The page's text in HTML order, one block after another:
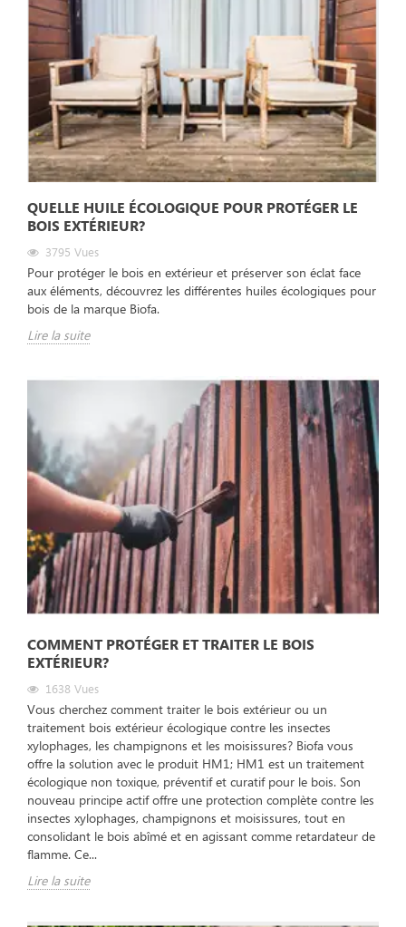
QUELLE HUILE ÉCOLOGIQUE POUR PROTÉGER LE
BOIS EXTÉRIEUR?
3795 Vues
Pour protéger le bois en extérieur et préserver son éclat face
aux éléments, découvrez les différentes huiles écologiques pour
bois de la marque Biofa.
Lire la suite
COMMENT PROTÉGER ET TRAITER LE BOIS
EXTÉRIEUR?
1638 Vues
Vous cherchez comment traiter le bois extérieur ou un
traitement bois extérieur écologique contre les insectes
xylophages, les champignons et les moisissures? Biofa vous
offre la solution avec le produit HM1; HM1 est un traitement
écologique non toxique, préventif et curatif pour le bois. Son
nouveau principe actif offre une protection complète contre les
insectes xylophages, champignons et moisissures, tout en
consolidant le bois abîmé et en agissant comme retardateur de
flamme. Ce...
Lire la suite